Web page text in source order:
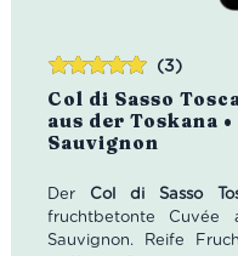
Col di Sasso
aus der Toskana
Sauvignon
(3)
Der Col di Sasso
fruchtbetonte Cuvée
Sauvignon. Reife
Bewertet
mit5.00 von
5